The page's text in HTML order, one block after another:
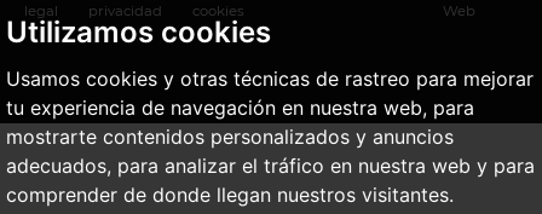
Utilizamos cookies
Usamos cookies y otras técnicas de rastreo para mejorar
tu experiencia de navegación en nuestra web, para
mostrarte contenidos personalizados y anuncios
adecuados, para analizar el tráfico en nuestra web y para
comprender de donde llegan nuestros visitantes.
legal
privacidad
cookies
Web